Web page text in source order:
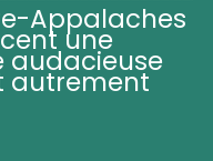
Appalaches
une
autrement